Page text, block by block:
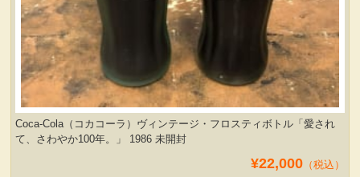
Coca-Cola（コカコーラ）ヴィンテージ・フロスティボトル「愛され
て、さわやか100年。」 1986 未開封
¥22,000（税込）